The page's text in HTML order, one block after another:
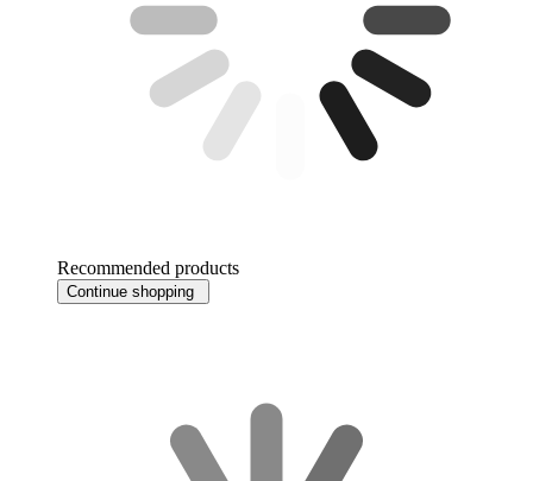
Recommended products
Continue shopping